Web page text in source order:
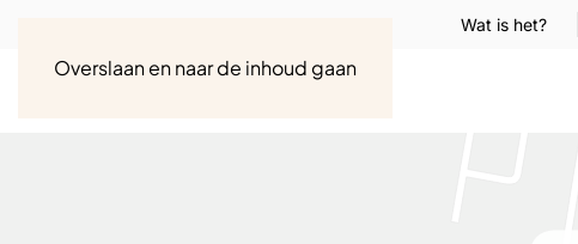
Overslaan en naar de inhoud gaan
Wat is het?